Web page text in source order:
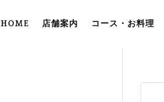
HOME 店舗案内 コース・お料理